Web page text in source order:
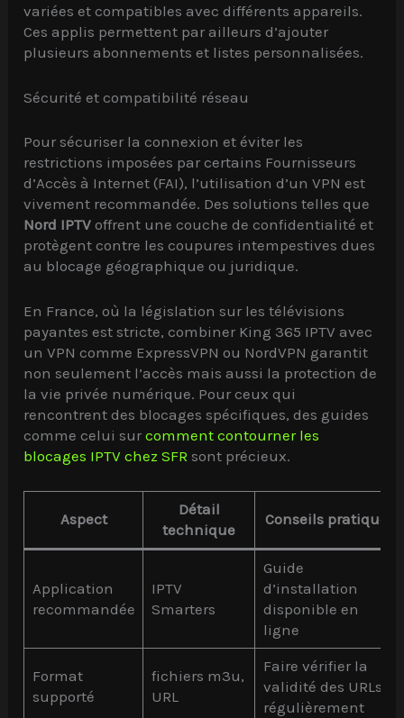
variées et compatibles avec différents appareils.
Ces applis permettent par ailleurs d’ajouter
plusieurs abonnements et listes personnalisées.
Sécurité et compatibilité réseau
Pour sécuriser la connexion et éviter les
restrictions imposées par certains Fournisseurs
d’Accès à Internet (FAI), l’utilisation d’un VPN est
vivement recommandée. Des solutions telles que
Nord IPTV offrent une couche de confidentialité et
protègent contre les coupures intempestives dues
au blocage géographique ou juridique.
En France, où la législation sur les télévisions
payantes est stricte, combiner King 365 IPTV avec
un VPN comme ExpressVPN ou NordVPN garantit
non seulement l’accès mais aussi la protection de
la vie privée numérique. Pour ceux qui
rencontrent des blocages spécifiques, des guides
comme celui surcomment contourner les
blocages IPTV chez SFR sont précieux.
Aspect
Détail
technique
Conseils pratiques
Application
recommandée
IPTV
Smarters
Guide
d’installation
disponible en
ligne
Format
supporté
fichiers m3u,
URL
Faire vérifier la
validité des URLs
régulièrement